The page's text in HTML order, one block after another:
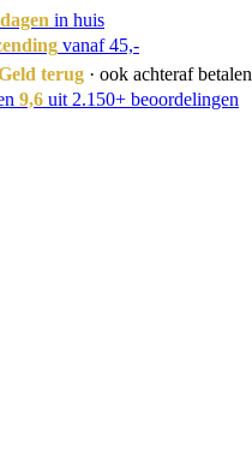
in huis
vanaf 45,-
terug · ook achteraf betalen
9,6 uit 2.150+ beoordelingen